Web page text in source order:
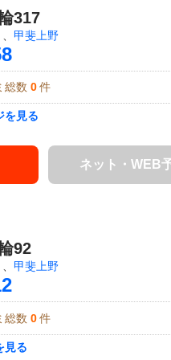
317
甲斐上野
総数 0 件
を見る
ネット・WEB
92
、 甲斐上野
総数 0 件
見る